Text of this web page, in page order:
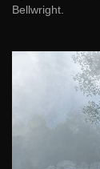
Bellwright.